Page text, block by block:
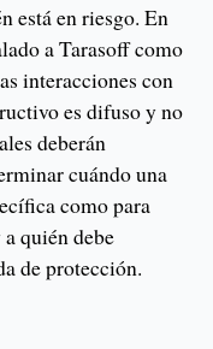
está en riesgo. En
a Tarasoff como
interacciones con
es difuso y no
deberán
cuándo una
como para
quién debe
de protección.